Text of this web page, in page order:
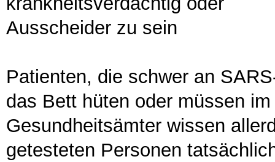
Ausscheider zu sein
Patienten, die schwer an
das Bett hüten oder müssen
Gesundheitsämter wissen
getesteten Personen